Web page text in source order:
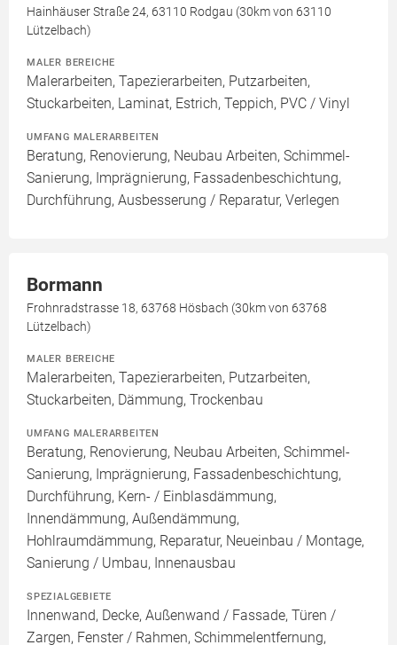
Hainhäuser Straße 24, 63110 Rodgau (30km von 63110
Lützelbach)
MALER BEREICHE
Malerarbeiten, Tapezierarbeiten, Putzarbeiten,
Stuckarbeiten, Laminat, Estrich, Teppich, PVC / Vinyl
UMFANG MALERARBEITEN
Beratung, Renovierung, Neubau Arbeiten, Schimmel-
Sanierung, Imprägnierung, Fassadenbeschichtung,
Durchführung, Ausbesserung / Reparatur, Verlegen
Bormann
Frohnradstrasse 18, 63768 Hösbach (30km von 63768
Lützelbach)
MALER BEREICHE
Malerarbeiten, Tapezierarbeiten, Putzarbeiten,
Stuckarbeiten, Dämmung, Trockenbau
UMFANG MALERARBEITEN
Beratung, Renovierung, Neubau Arbeiten, Schimmel-
Sanierung, Imprägnierung, Fassadenbeschichtung,
Durchführung, Kern- / Einblasdämmung,
Innendämmung, Außendämmung,
Hohlraumdämmung, Reparatur, Neueinbau / Montage,
Sanierung / Umbau, Innenausbau
SPEZIALGEBIETE
Innenwand, Decke, Außenwand / Fassade, Türen /
Zargen, Fenster / Rahmen, Schimmelentfernung,